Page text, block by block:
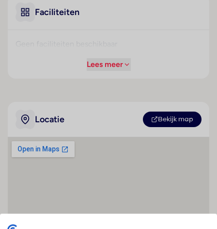
Faciliteiten
Lees meer
Locatie Bekijk map